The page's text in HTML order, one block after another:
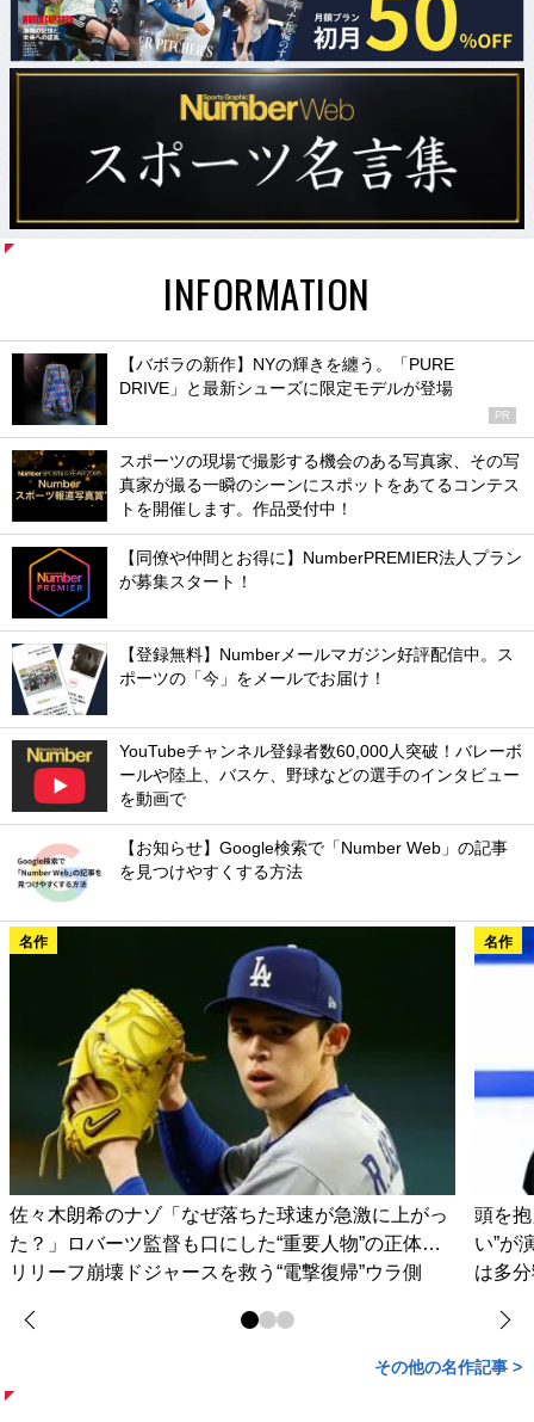
INFORMATION
【バボラの新作】NYの輝きを纏う。「PURE
DRIVE」と最新シューズに限定モデルが登場
PR
スポーツの現場で撮影する機会のある写真家、その写
真家が撮る一瞬のシーンにスポットをあてるコンテス
トを開催します。作品受付中！
【同僚や仲間とお得に】NumberPREMIER法人プラン
が募集スタート！
【登録無料】Numberメールマガジン好評配信中。ス
ポーツの「今」をメールでお届け！
YouTubeチャンネル登録者数60,000人突破！バレーボ
ールや陸上、バスケ、野球などの選手のインタビュー
を動画で
【お知らせ】Google検索で「Number Web」の記事
を見つけやすくする方法
名作
佐々木朗希のナゾ「なぜ落ちた球速が急激に上がっ
た？」ロバーツ監督も口にした“重要人物”の正体…
リリーフ崩壊ドジャースを救う“電撃復帰”ウラ側
名作
頭を
い”が
は多
その他の名作記事 >